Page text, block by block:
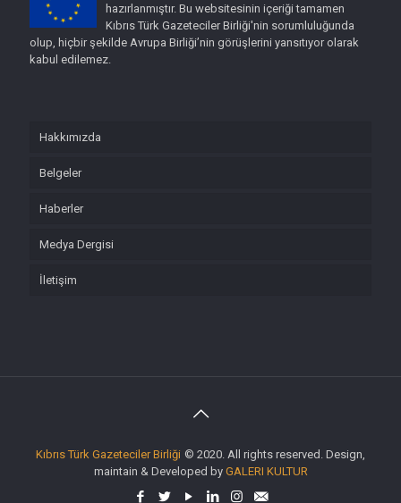
hazırlanmıştır. Bu websitesinin içeriği tamamen
Kıbrıs Türk Gazeteciler Birliği'nin sorumluluğunda
olup, hiçbir şekilde Avrupa Birliği’nin görüşlerini yansıtıyor olarak
kabul edilemez.
Hakkımızda
Belgeler
Haberler
Medya Dergisi
İletişim
Kıbrıs Türk Gazeteciler Birliği © 2020. All rights reserved. Design,
maintain & Developed by GALERI KULTUR